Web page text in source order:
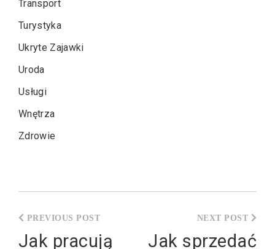
Transport
Turystyka
Ukryte Zajawki
Uroda
Usługi
Wnętrza
Zdrowie
wpisu
Jak pracują Jak sprzedać